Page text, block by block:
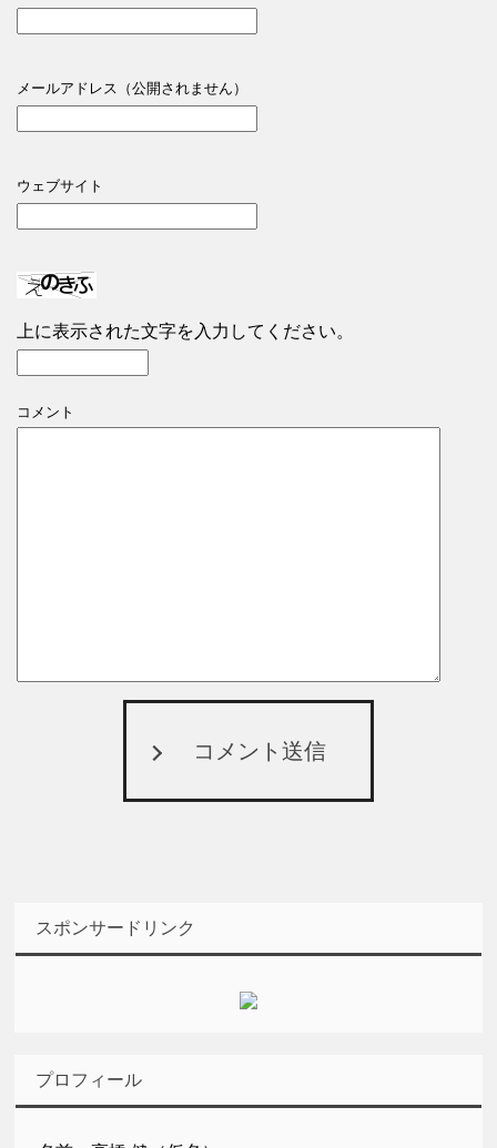
メールアドレス（公開されません）
ウェブサイト
上に表示された文字を入力してください。
コメント
コメント送信
スポンサードリンク
プロフィール